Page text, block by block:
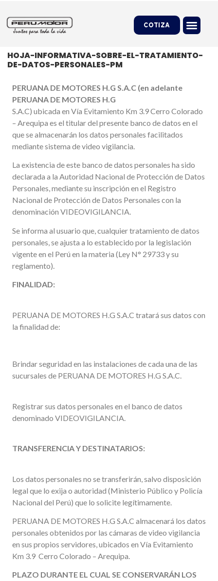
COTIZA
HOJA-INFORMATIVA-SOBRE-EL-TRATAMIENTO-
DE-DATOS-PERSONALES-PM
PERUANA DE MOTORES H.G S.A.C (en adelante
PERUANA DE MOTORES H.G
S.A.C) ubicada en Vía Evitamiento Km 3.9 Cerro Colorado
– Arequipa es el titular del presente banco de datos en el
que se almacenarán los datos personales facilitados
mediante sistema de video vigilancia.
La existencia de este banco de datos personales ha sido
declarada a la Autoridad Nacional de Protección de Datos
Personales, mediante su inscripción en el Registro
Nacional de Protección de Datos Personales con la
denominación VIDEOVIGILANCIA.
Se informa al usuario que, cualquier tratamiento de datos
personales, se ajusta a lo establecido por la legislación
vigente en el Perú en la materia (Ley N° 29733 y su
reglamento).
FINALIDAD:
PERUANA DE MOTORES H.G S.A.C tratará sus datos con
la finalidad de:
Brindar seguridad en las instalaciones de cada una de las
sucursales de PERUANA DE MOTORES H.G S.A.C.
Registrar sus datos personales en el banco de datos
denominado VIDEOVIGILANCIA.
TRANSFERENCIA Y DESTINATARIOS:
Los datos personales no se transferirán, salvo disposición
legal que lo exija o autoridad (Ministerio Público y Policía
Nacional del Perú) que lo solicite legítimamente.
PERUANA DE MOTORES H.G S.A.C almacenará los datos
personales obtenidos por las cámaras de video vigilancia
en sus propios servidores, ubicados en Vía Evitamiento
Km 3.9 Cerro Colorado – Arequipa.
PLAZO DURANTE EL CUAL SE CONSERVARÁN LOS